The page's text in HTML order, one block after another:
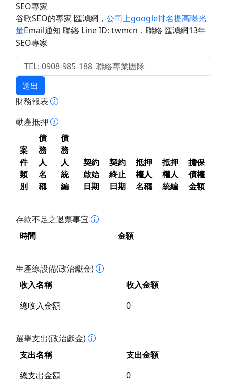
SEO專家
谷歌SEO的專家 匯鴻網 ， 公司上google排名提高曝光
量Email通知 聯絡 Line ID: twmcn ，聯絡 匯鴻網13年
SEO專家
送出
財務報表
動產抵押
案
件
類
別
債
務
人
名
稱
債
務
人
統
編
契約
啟始
日期
契約
終止
日期
抵押
權人
名稱
抵押
權人
統編
擔保
債權
金額
存款不足之退票事宜
時間
金額
生產線設備(政治獻金)
收入名稱
收入金額
總收入金額
0
選舉支出(政治獻金)
支出名稱
支出金額
總支出金額
0